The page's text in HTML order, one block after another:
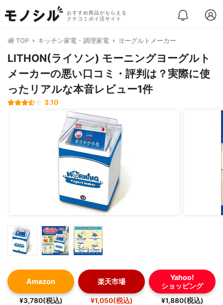
おすすめ商品がもらえる
クチコミポイ活サイト
TOP キッチン家電・調理家電 ヨーグルトメーカー
LITHON(ライソン) モーニングヨーグルト
メーカーの悪い口コミ・評判は？実際に使
ったリアルな本音レビュー1件
3.10
Amazon
¥3,780(税込)
楽天市場
¥1,050(税込)
Yahoo!
ショッピング
¥1,880(税込)